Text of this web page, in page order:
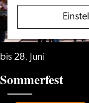
bis 28. Juni
Sommerfest